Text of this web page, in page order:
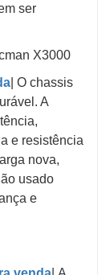
ser
| O chassis
A
e resistência
nova,
usado
e